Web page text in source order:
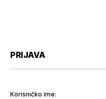
PRIJAVA
Korisničko ime: